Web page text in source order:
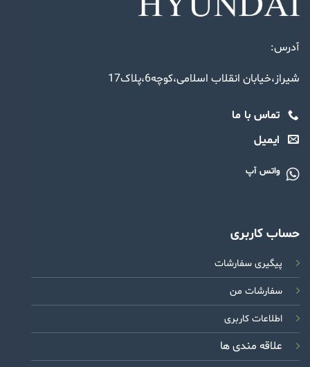
آدرس:
شیراز،خیابان انقلاب اسلامی،کوچه6،پلاک17
تماس با ما
ایمیل
واتس آپ
حساب کاربری
پیگیری سفارشات
سفارشات من
اطلاعات کاربری
علاقه مندی ها